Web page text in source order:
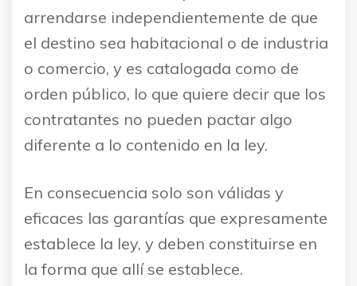
arrendarse independientemente de que
el destino sea habitacional o de industria
o comercio, y es catalogada como de
orden público, lo que quiere decir que los
contratantes no pueden pactar algo
diferente a lo contenido en la ley.
En consecuencia solo son válidas y
eficaces las garantías que expresamente
establece la ley, y deben constituirse en
la forma que allí se establece.